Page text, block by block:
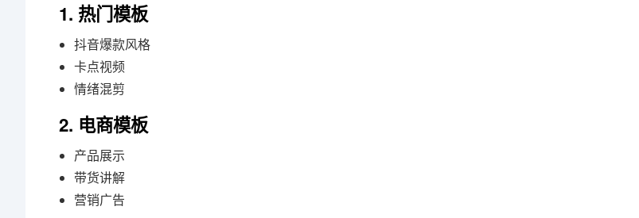
1. 热门模板
抖音爆款风格
卡点视频
情绪混剪
2. 电商模板
产品展示
带货讲解
营销广告